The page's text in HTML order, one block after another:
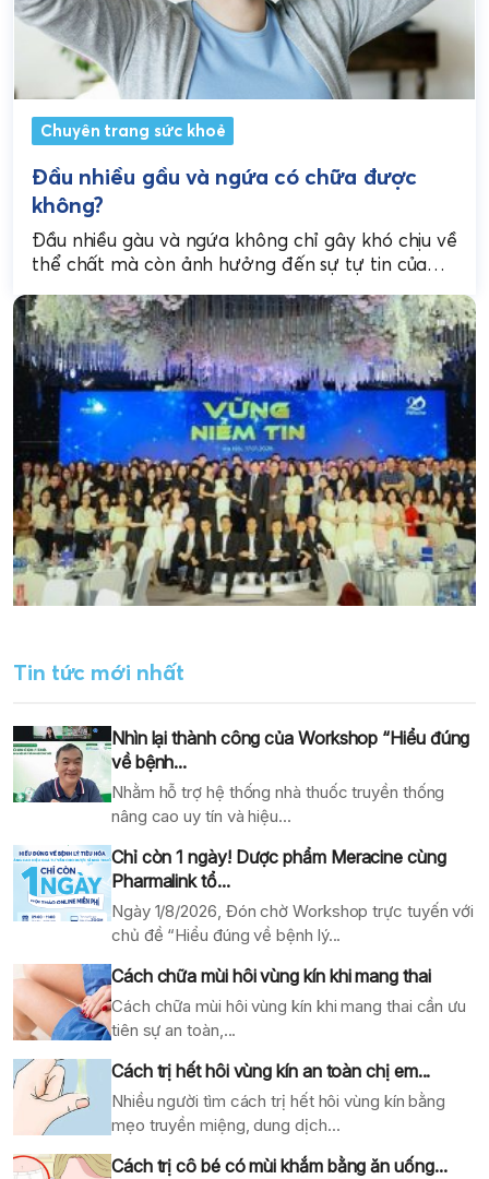
Chuyên trang sức khoẻ
Đầu nhiều gầu và ngứa có chữa được
không?
Đầu nhiều gàu và ngứa không chỉ gây khó chịu về
thể chất mà còn ảnh hưởng đến sự tự tin của
Tin tức mới nhất
Nhìn lại thành công của Workshop “Hiểu đúng
về bệnh...
Nhằm hỗ trợ hệ thống nhà thuốc truyền thống
nâng cao uy tín và hiệu...
Chỉ còn 1 ngày! Dược phẩm Meracine cùng
Pharmalink tổ...
Ngày 1/8/2026, Đón chờ Workshop trực tuyến với
chủ đề “Hiểu đúng về bệnh lý...
Cách chữa mùi hôi vùng kín khi mang thai
Cách chữa mùi hôi vùng kín khi mang thai cần ưu
tiên sự an toàn,...
Cách trị hết hôi vùng kín an toàn chị em...
Nhiều người tìm cách trị hết hôi vùng kín bằng
mẹo truyền miệng, dung dịch...
Cách trị cô bé có mùi khắm bằng ăn uống...